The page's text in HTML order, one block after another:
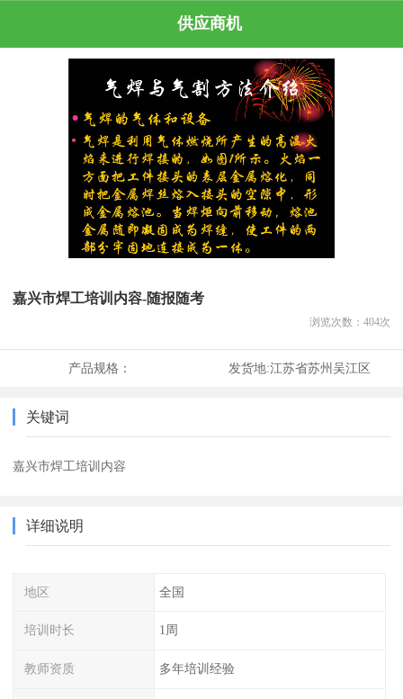
供应商机
嘉兴市焊工培训内容-随报随考
浏览次数： 404次
产品规格： 发货地:江苏省苏州吴江区
关键词
嘉兴市焊工培训内容
详细说明
地区 全国
培训时长 1周
教师资质 多年培训经验